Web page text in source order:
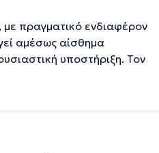
με πραγματικό ενδιαφέρον
αμέσως αίσθημα
υποστήριξη. Τον